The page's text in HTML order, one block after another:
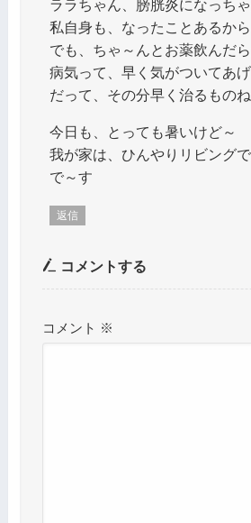
ララちゃん、膀胱炎になっち
私自身も、なったことあるから
でも、ちゃ～んとお薬飲んだ
病気って、早く気がついてあ
だって、その分早く治るもの
今日も、とっても暑いけど～
我が家は、ひんやりリビング
で～す
返信
コメントする
コメント ※